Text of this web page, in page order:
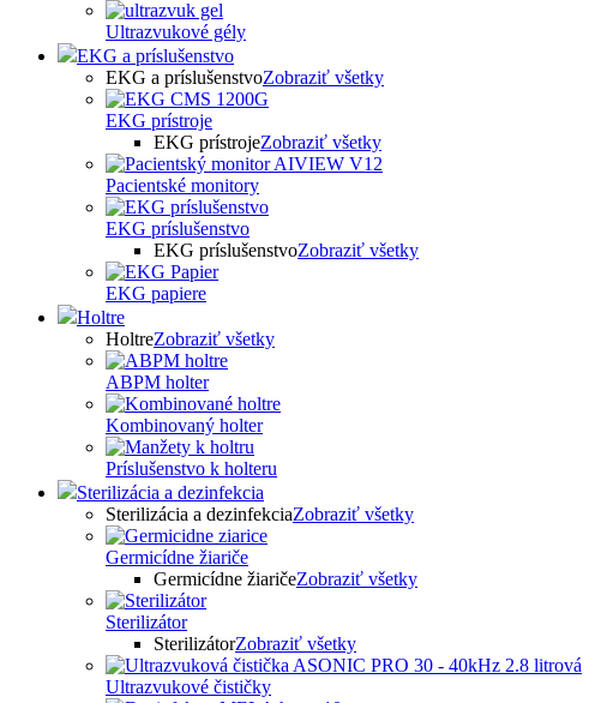
Ultrazvukové gély
EKG a príslušenstvo
EKG a príslušenstvoZobraziť všetky
EKG prístroje
EKG prístrojeZobraziť všetky
Pacientské monitory
EKG príslušenstvo
EKG príslušenstvoZobraziť všetky
EKG papiere
Holtre
HoltreZobraziť všetky
ABPM holter
Kombinovaný holter
Príslušenstvo k holteru
Sterilizácia a dezinfekcia
Sterilizácia a dezinfekciaZobraziť všetky
Germicídne žiariče
Germicídne žiaričeZobraziť všetky
Sterilizátor
SterilizátorZobraziť všetky
Ultrazvukové čističky